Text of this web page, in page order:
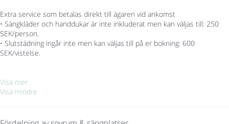
Extra service som betalas direkt till ägaren vid ankomst
• Sängkläder och handdukar är inte inkluderat men kan väljas till: 250
SEK/person.
• Slutstädning ingår inte men kan väljas till på er bokning: 600
SEK/vistelse.
Visa mer
Visa mindre